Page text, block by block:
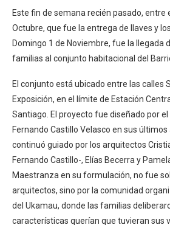
Este fin de semana recién pasado, entre
Octubre, que fue la entrega de llaves y
Domingo 1 de Noviembre, fue la llegada
familias al conjunto habitacional del
El conjunto está ubicado entre las calles
Exposición, en el límite de Estación
Santiago. El proyecto fue diseñado por
Fernando Castillo Velasco en sus últimos
continuó guiado por los arquitectos
Fernando Castillo-, Elías Becerra y
Maestranza en su formulación, no fue
arquitectos, sino por la comunidad
del Ukamau, donde las familias
características querían que tuvieran sus